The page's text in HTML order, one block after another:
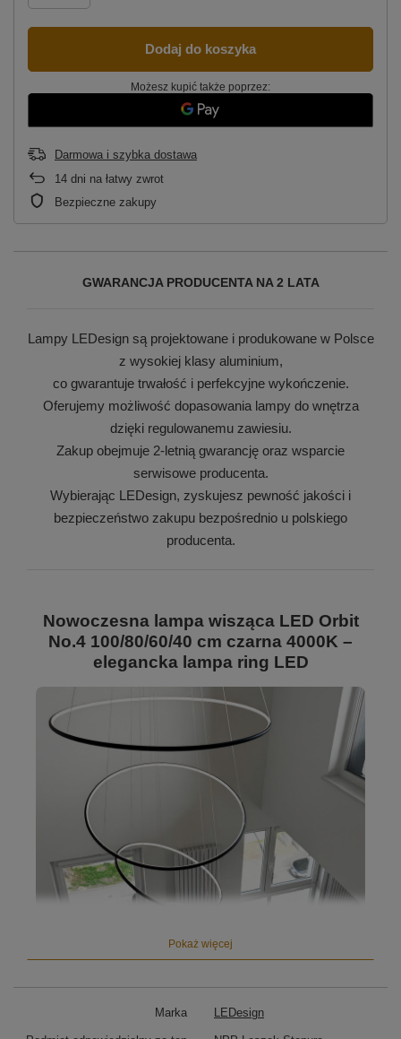
Dodaj do koszyka
Możesz kupić także poprzez:
Darmowa i szybka dostawa
14 dni na łatwy zwrot
Bezpieczne zakupy
GWARANCJA PRODUCENTA NA 2 LATA
Lampy LEDesign są projektowane i produkowane w Polsce
z wysokiej klasy aluminium,
co gwarantuje trwałość i perfekcyjne wykończenie.
Oferujemy możliwość dopasowania lampy do wnętrza
dzięki regulowanemu zawiesiu.
Zakup obejmuje 2-letnią gwarancję oraz wsparcie
serwisowe producenta.
Wybierając LEDesign, zyskujesz pewność jakości i
bezpieczeństwo zakupu bezpośrednio u polskiego
producenta.
Nowoczesna lampa wisząca LED Orbit
No.4 100/80/60/40 cm czarna 4000K –
elegancka lampa ring LED
Pokaż więcej
Marka LEDesign